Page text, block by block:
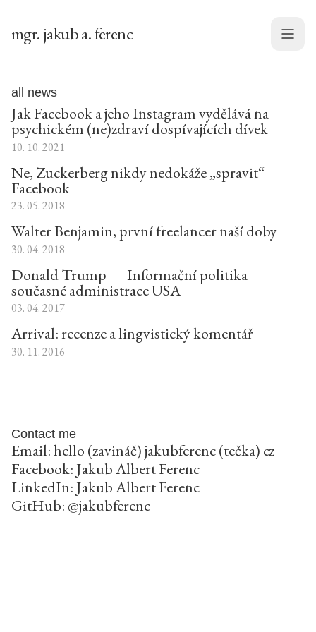
mgr. jakub a. ferenc Menu
all news
Jak Facebook a jeho Instagram vydělává na
psychickém (ne)zdraví dospívajících dívek
10. 10. 2021
Ne, Zuckerberg nikdy nedokáže „spravit“
Facebook
23. 05. 2018
Walter Benjamin, první freelancer naší doby
30. 04. 2018
Donald Trump — Informační politika
současné administrace USA
03. 04. 2017
Arrival: recenze a lingvistický komentář
30. 11. 2016
Contact me
Email: hello (zavináč) jakubferenc (tečka) cz
Facebook: Jakub Albert Ferenc
LinkedIn: Jakub Albert Ferenc
GitHub: @jakubferenc